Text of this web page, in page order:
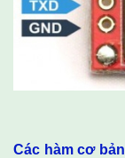
Các hàm cơ